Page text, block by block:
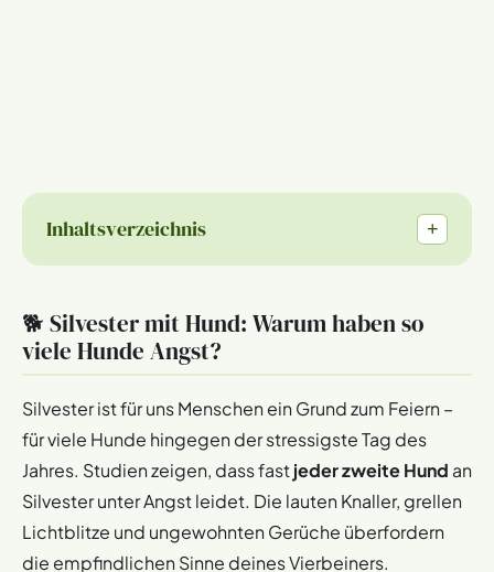
Inhaltsverzeichnis +
🐕 Silvester mit Hund: Warum haben so
viele Hunde Angst?
Silvester ist für uns Menschen ein Grund zum Feiern –
für viele Hunde hingegen der stressigste Tag des
Jahres. Studien zeigen, dass fastjeder zweite Hund an
Silvester unter Angst leidet. Die lauten Knaller, grellen
Lichtblitze und ungewohnten Gerüche überfordern
die empfindlichen Sinne deines Vierbeiners.